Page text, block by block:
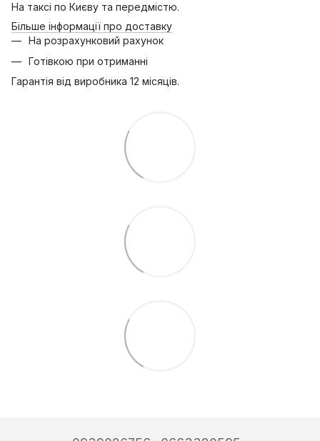
На таксі по Києву та передмістю.
Більше інформації про доставку
На розрахунковий рахунок
Готівкою при отриманні
Гарантія від виробника 12 місяців.